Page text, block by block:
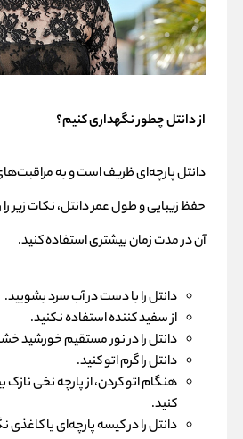
از دانتل چطور نگهداری کنیم؟
دانتل پارچه‌ای ظریف است و به مراقبت‌های
حفظ زیبایی و طول عمر دانتل، نکات زیر را
آن در مدت زمان بیشتری استفاده کنید.
دانتل را با دست در آب سرد بشویید.
از سفید کننده استفاده نکنید.
دانتل را در نور مستقیم خورشید
دانتل را گرم اتو کنید.
هنگام اتو کردن، از پارچه نخی نازک
کنید.
دانتل را در کیسه پارچه‌ای یا کاغذی